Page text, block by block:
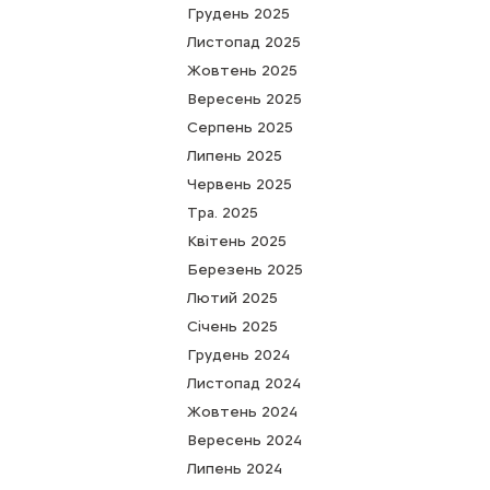
Грудень 2025
Листопад 2025
Жовтень 2025
Вересень 2025
Серпень 2025
Липень 2025
Червень 2025
Тра. 2025
Квітень 2025
Березень 2025
Лютий 2025
Cічень 2025
Грудень 2024
Листопад 2024
Жовтень 2024
Вересень 2024
Липень 2024